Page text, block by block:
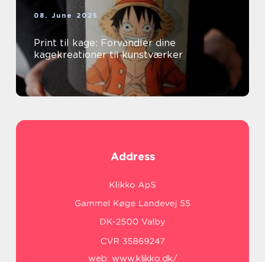
08. June 2025
Print til kage: Forvandler dine
kagekreationer til kunstværker
Address
web: www.klikko.dk/